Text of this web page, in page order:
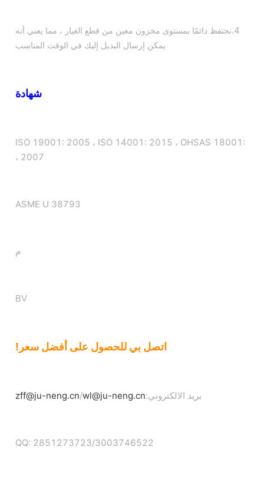
4. نحتفظ دائمًا بمستوى مخزون معين من قطع الغيار ، مما يعني أنه
يمكن إرسال البديل إليك في الوقت المناسب
شهادة
ISO 19001: 2005 ، ISO 14001: 2015 ، OHSAS 18001:
2007 ،
ASME U 38793
م
BV
اتصل بي للحصول على أفضل سعر!
بريد الالكتروني: zff@ju-neng.cn/wl@ju-neng.cn
QQ: 2851273723/3003746522